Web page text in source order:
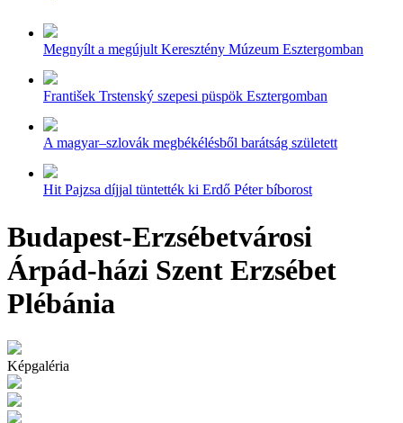
Megnyílt a megújult Keresztény Múzeum Esztergomban
František Trstenský szepesi püspök Esztergomban
A magyar–szlovák megbékélésből barátság született
Hit Pajzsa díjjal tüntették ki Erdő Péter bíborost
Budapest-Erzsébetvárosi
Árpád-házi Szent Erzsébet
Plébánia
Képgaléria